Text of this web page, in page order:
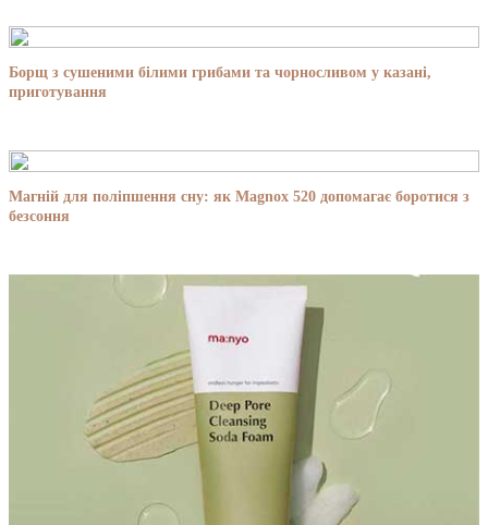
Борщ з сушеними білими грибами та чорносливом у казані,
приготування
Магній для поліпшення сну: як Magnox 520 допомагає боротися з
безсоння